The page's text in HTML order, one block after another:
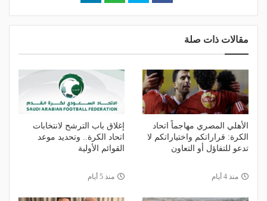
مقالات ذات صلة
الأهلي المصري مهاجماً اتحاد
الكرة: قراراتكم واختياراتكم لا
تدعو للتفاؤل أو التعاون
منذ 4 أيام
إغلاق باب الترشح لانتخابات
اتحاد الكرة.. وتحديد موعد
القوائم الأولية
منذ 5 أيام